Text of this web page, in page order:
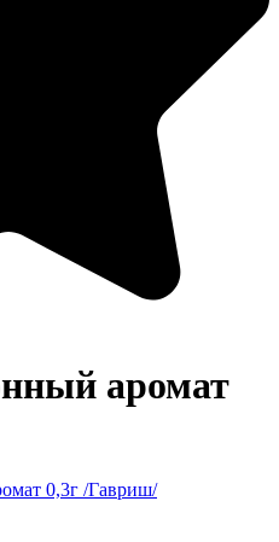
аромат